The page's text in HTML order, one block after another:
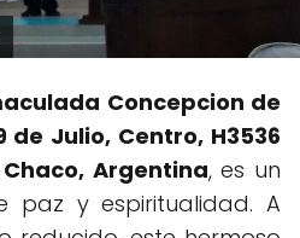
Concepcion de
de Julio, Centro, H3536
Argentina, es un
paz y espiritualidad. A